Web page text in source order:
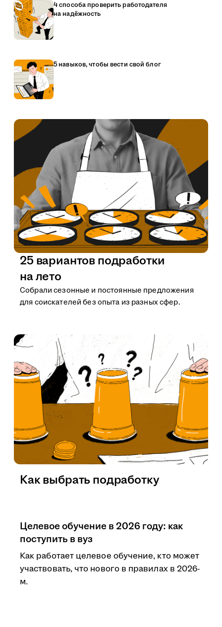
4 способа проверить работодателя
на надёжность
5 навыков, чтобы вести свой блог
25 вариантов подработки
на лето
Собрали сезонные и постоянные предложения
для соискателей без опыта из разных сфер.
Как выбрать подработку
Целевое обучение в 2026 году: как
поступить в вуз
Как работает целевое обучение, кто может
участвовать, что нового в правилах в 2026-
м.